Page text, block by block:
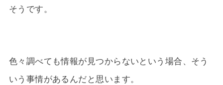
そうです。
色々調べても情報が見つからないという場合、そう
いう事情があるんだと思います。